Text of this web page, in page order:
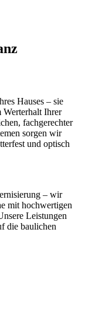
Hauses – sie
Werterhalt Ihrer
fachgerechter
sorgen wir
und optisch
– wir
mit hochwertigen
Leistungen
die baulichen